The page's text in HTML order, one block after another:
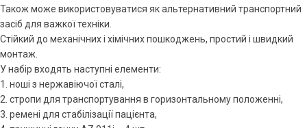
Також може використовуватися як альтернативний транспортний
засіб для важкої техніки.
Стійкий до механічних і хімічних пошкоджень, простий і швидкий
монтаж.
У набір входять наступні елементи:
1. ноші з нержавіючої сталі,
2. стропи для транспортування в горизонтальному положенні,
3. ремені для стабілізації пацієнта,